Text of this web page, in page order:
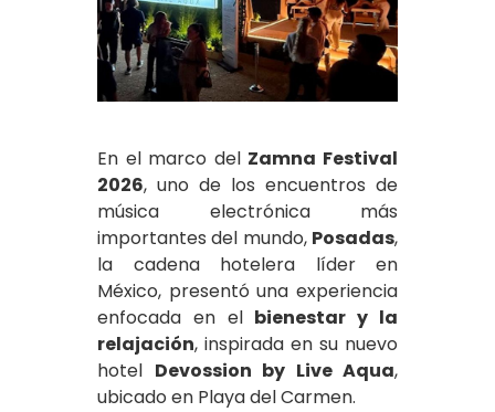
En el marco del Zamna Festival
2026, uno de los encuentros de
música electrónica más
importantes del mundo, Posadas,
la cadena hotelera líder en
México, presentó una experiencia
enfocada en el bienestar y la
relajación, inspirada en su nuevo
hotel Devossion by Live Aqua,
ubicado en Playa del Carmen.